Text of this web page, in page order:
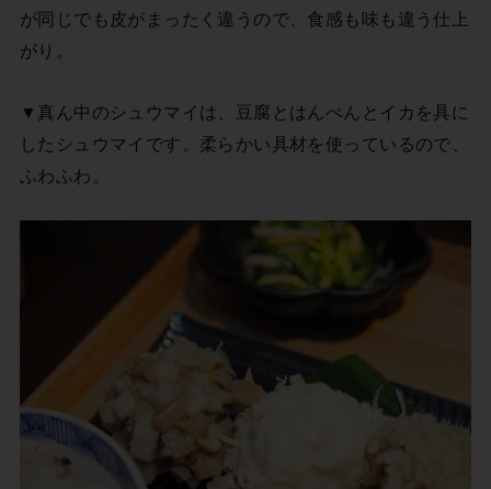
が同じでも皮がまったく違うので、食感も味も違う仕上
がり。
▼真ん中のシュウマイは、豆腐とはんぺんとイカを具に
したシュウマイです。柔らかい具材を使っているので、
ふわふわ。